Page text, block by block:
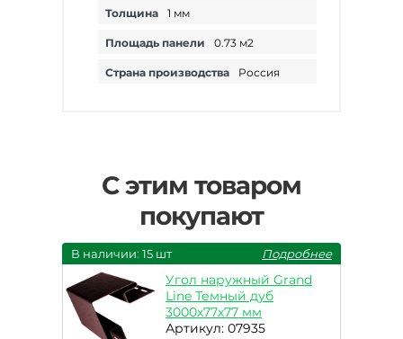
Толщина 1 мм
Площадь панели 0.73 м2
Страна производства Россия
С этим товаром
покупают
В наличии: 15 шт Подробнее
Угол наружный Grand
Line Темный дуб
3000х77х77 мм
Артикул: 07935